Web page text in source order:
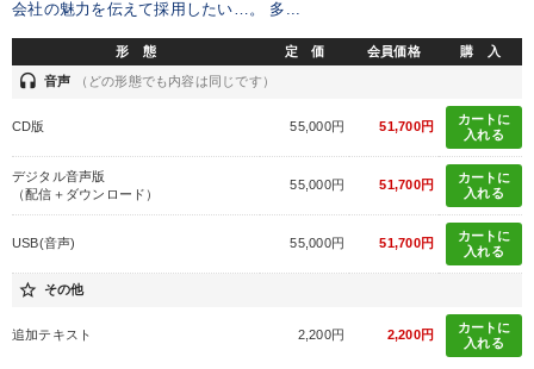
会社の魅力を伝えて採用したい…。 多...
形 態 定 価 会員価格 購 入
headset 音声 （どの形態でも内容は同じです）
CD版 55,000円 51,700円
カートに
入れる
デジタル音声版
（配信＋ダウンロード）
55,000円 51,700円
カートに
入れる
USB(音声) 55,000円 51,700円
カートに
入れる
star_border その他
追加テキスト 2,200円 2,200円
カートに
入れる